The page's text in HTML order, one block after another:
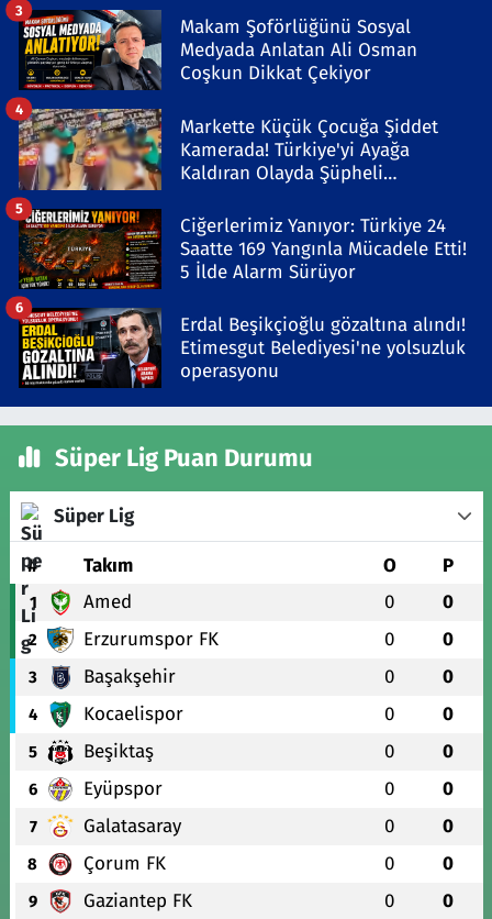
Makam Şoförlüğünü Sosyal
Medyada Anlatan Ali Osman
Coşkun Dikkat Çekiyor
3
Markette Küçük Çocuğa Şiddet
Kamerada! Türkiye'yi Ayağa
Kaldıran Olayda Şüpheli
4
Ciğerlerimiz Yanıyor: Türkiye 24
Saatte 169 Yangınla Mücadele Etti!
5 İlde Alarm Sürüyor
5
Erdal Beşikçioğlu gözaltına alındı!
Etimesgut Belediyesi'ne yolsuzluk
operasyonu
6
Süper Lig Puan Durumu
Süper Lig
# Takım O P
1 Amed 0 0
2 Erzurumspor FK 0 0
3 Başakşehir 0 0
4 Kocaelispor 0 0
5 Beşiktaş 0 0
6 Eyüpspor 0 0
7 Galatasaray 0 0
8 Çorum FK 0 0
9 Gaziantep FK 0 0